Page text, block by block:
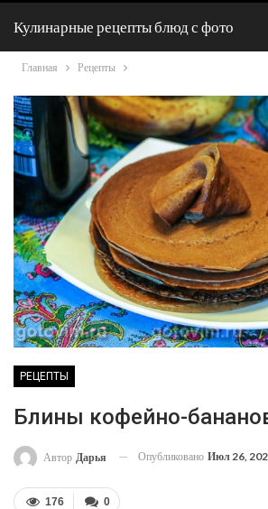
Кулинарные рецепты блюд с фото
Главная Рецепты
РЕЦЕПТЫ
Блины кофейно-
Автор Дарья Опубликовано Июл 26,
0
176